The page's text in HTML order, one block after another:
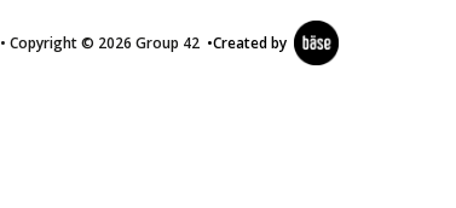
• Copyright © 2026 Group 42 •Created by